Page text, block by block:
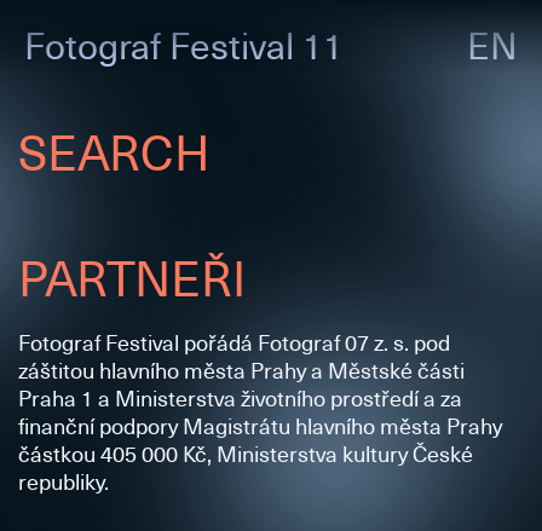
Fotograf Festival 11 EN
SEARCH
PARTNEŘI
Fotograf Festival pořádá Fotograf 07 z. s. pod
záštitou hlavního města Prahy a Městské části
Praha 1 a Ministerstva životního prostředí a za
finanční podpory Magistrátu hlavního města Prahy
částkou 405 000 Kč, Ministerstva kultury České
republiky.